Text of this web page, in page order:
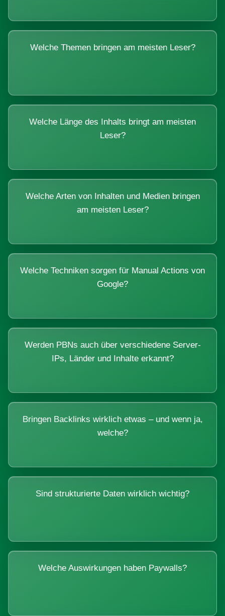
Welche Themen bringen am meisten Leser?
Welche Länge des Inhalts bringt am meisten
Leser?
Welche Arten von Inhalten und Medien bringen
am meisten Leser?
Welche Techniken sorgen für Manual Actions von
Google?
Werden PBNs auch über verschiedene Server-
IPs, Länder und Inhalte erkannt?
Bringen Backlinks wirklich etwas – und wenn ja,
welche?
Sind strukturierte Daten wirklich wichtig?
Welche Auswirkungen haben Paywalls?